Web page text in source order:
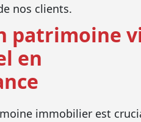
nos clients.
patrimoine
en
immobilier est